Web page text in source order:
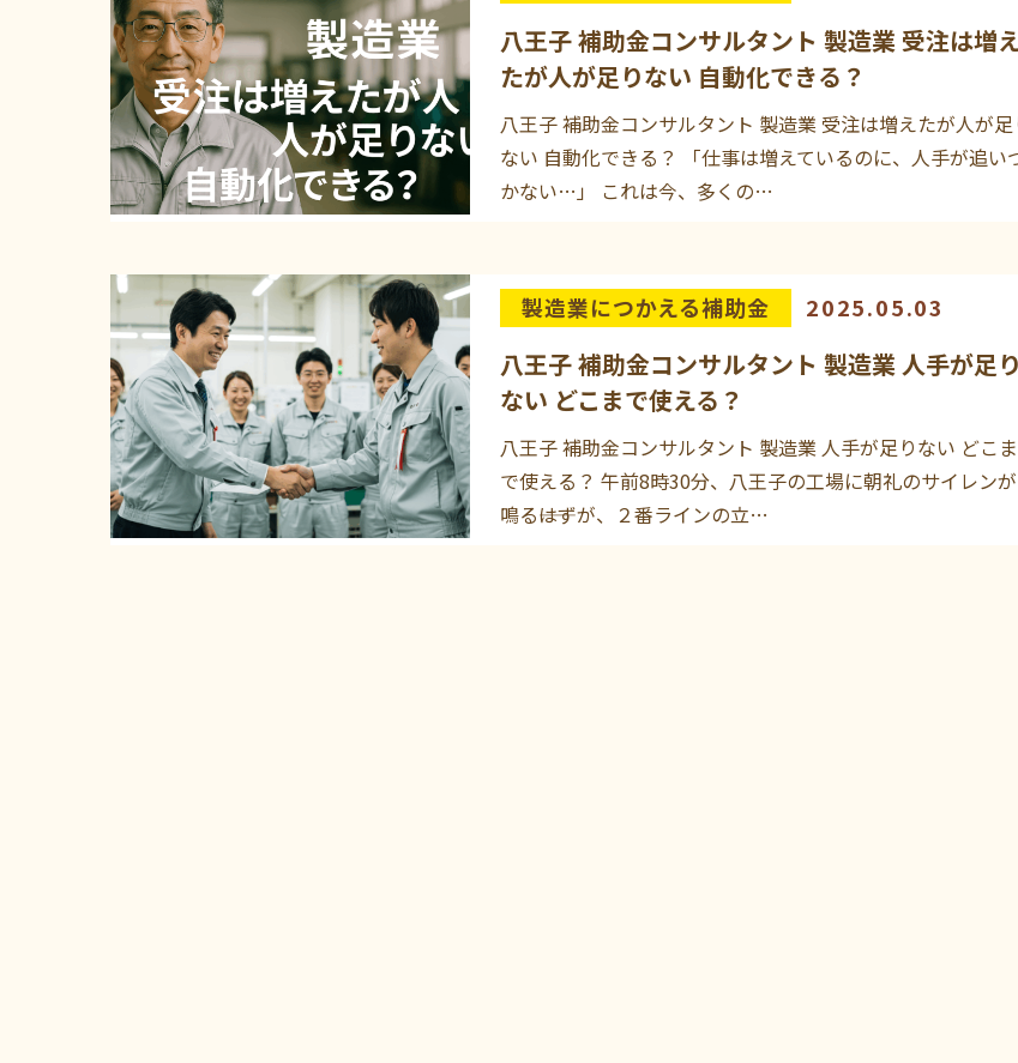
八王子 補助金コンサルタント 製造業 受注は増
たが人が足りない 自動化できる？
八王子 補助金コンサルタント 製造業 受注は増えたが人が足
ない 自動化できる？ 「仕事は増えているのに、人手が追い
かない…」 これは今、多くの…
製造業につかえる補助金 2025.05.03
八王子 補助金コンサルタント 製造業 人手が足り
ない どこまで使える？
八王子 補助金コンサルタント 製造業 人手が足りない どこま
で使える？ 午前8時30分、八王子の工場に朝礼のサイレンが
鳴る――はずが、２番ラインの立…